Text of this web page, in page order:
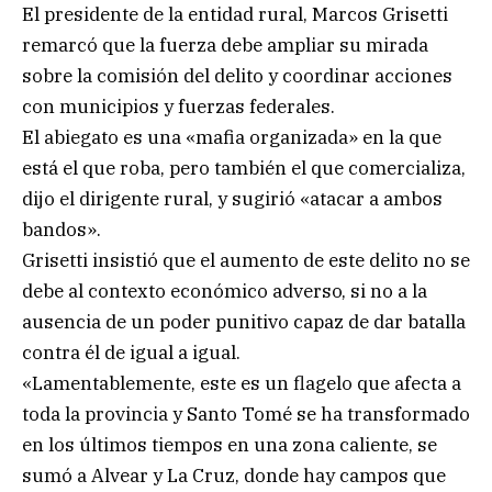
El presidente de la entidad rural, Marcos Grisetti
remarcó que la fuerza debe ampliar su mirada
sobre la comisión del delito y coordinar acciones
con municipios y fuerzas federales.
El abiegato es una «mafia organizada» en la que
está el que roba, pero también el que comercializa,
dijo el dirigente rural, y sugirió «atacar a ambos
bandos».
Grisetti insistió que el aumento de este delito no se
debe al contexto económico adverso, si no a la
ausencia de un poder punitivo capaz de dar batalla
contra él de igual a igual.
«Lamentablemente, este es un flagelo que afecta a
toda la provincia y Santo Tomé se ha transformado
en los últimos tiempos en una zona caliente, se
sumó a Alvear y La Cruz, donde hay campos que